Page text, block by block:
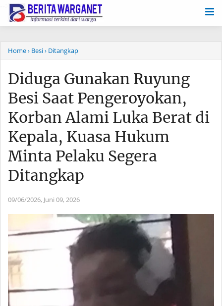
Home› Besi› Ditangkap
Diduga Gunakan Ruyung
Besi Saat Pengeroyokan,
Korban Alami Luka Berat di
Kepala, Kuasa Hukum
Minta Pelaku Segera
Ditangkap
09/06/2026, Juni 09, 2026